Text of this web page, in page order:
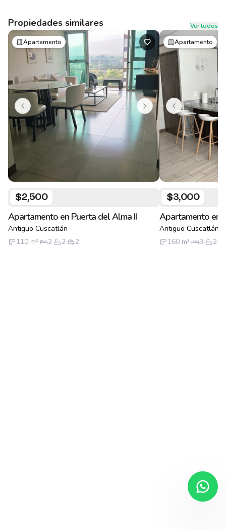
Propiedades similares
Ver todos
Apartamento
$2,500
Apartamento en Puerta del Alma II
Antiguo Cuscatlán
110 m²· 2· 2· 2
Apartamento
$3,000
Apartamento en
Antiguo Cuscatlán
160 m²· 3· 2·